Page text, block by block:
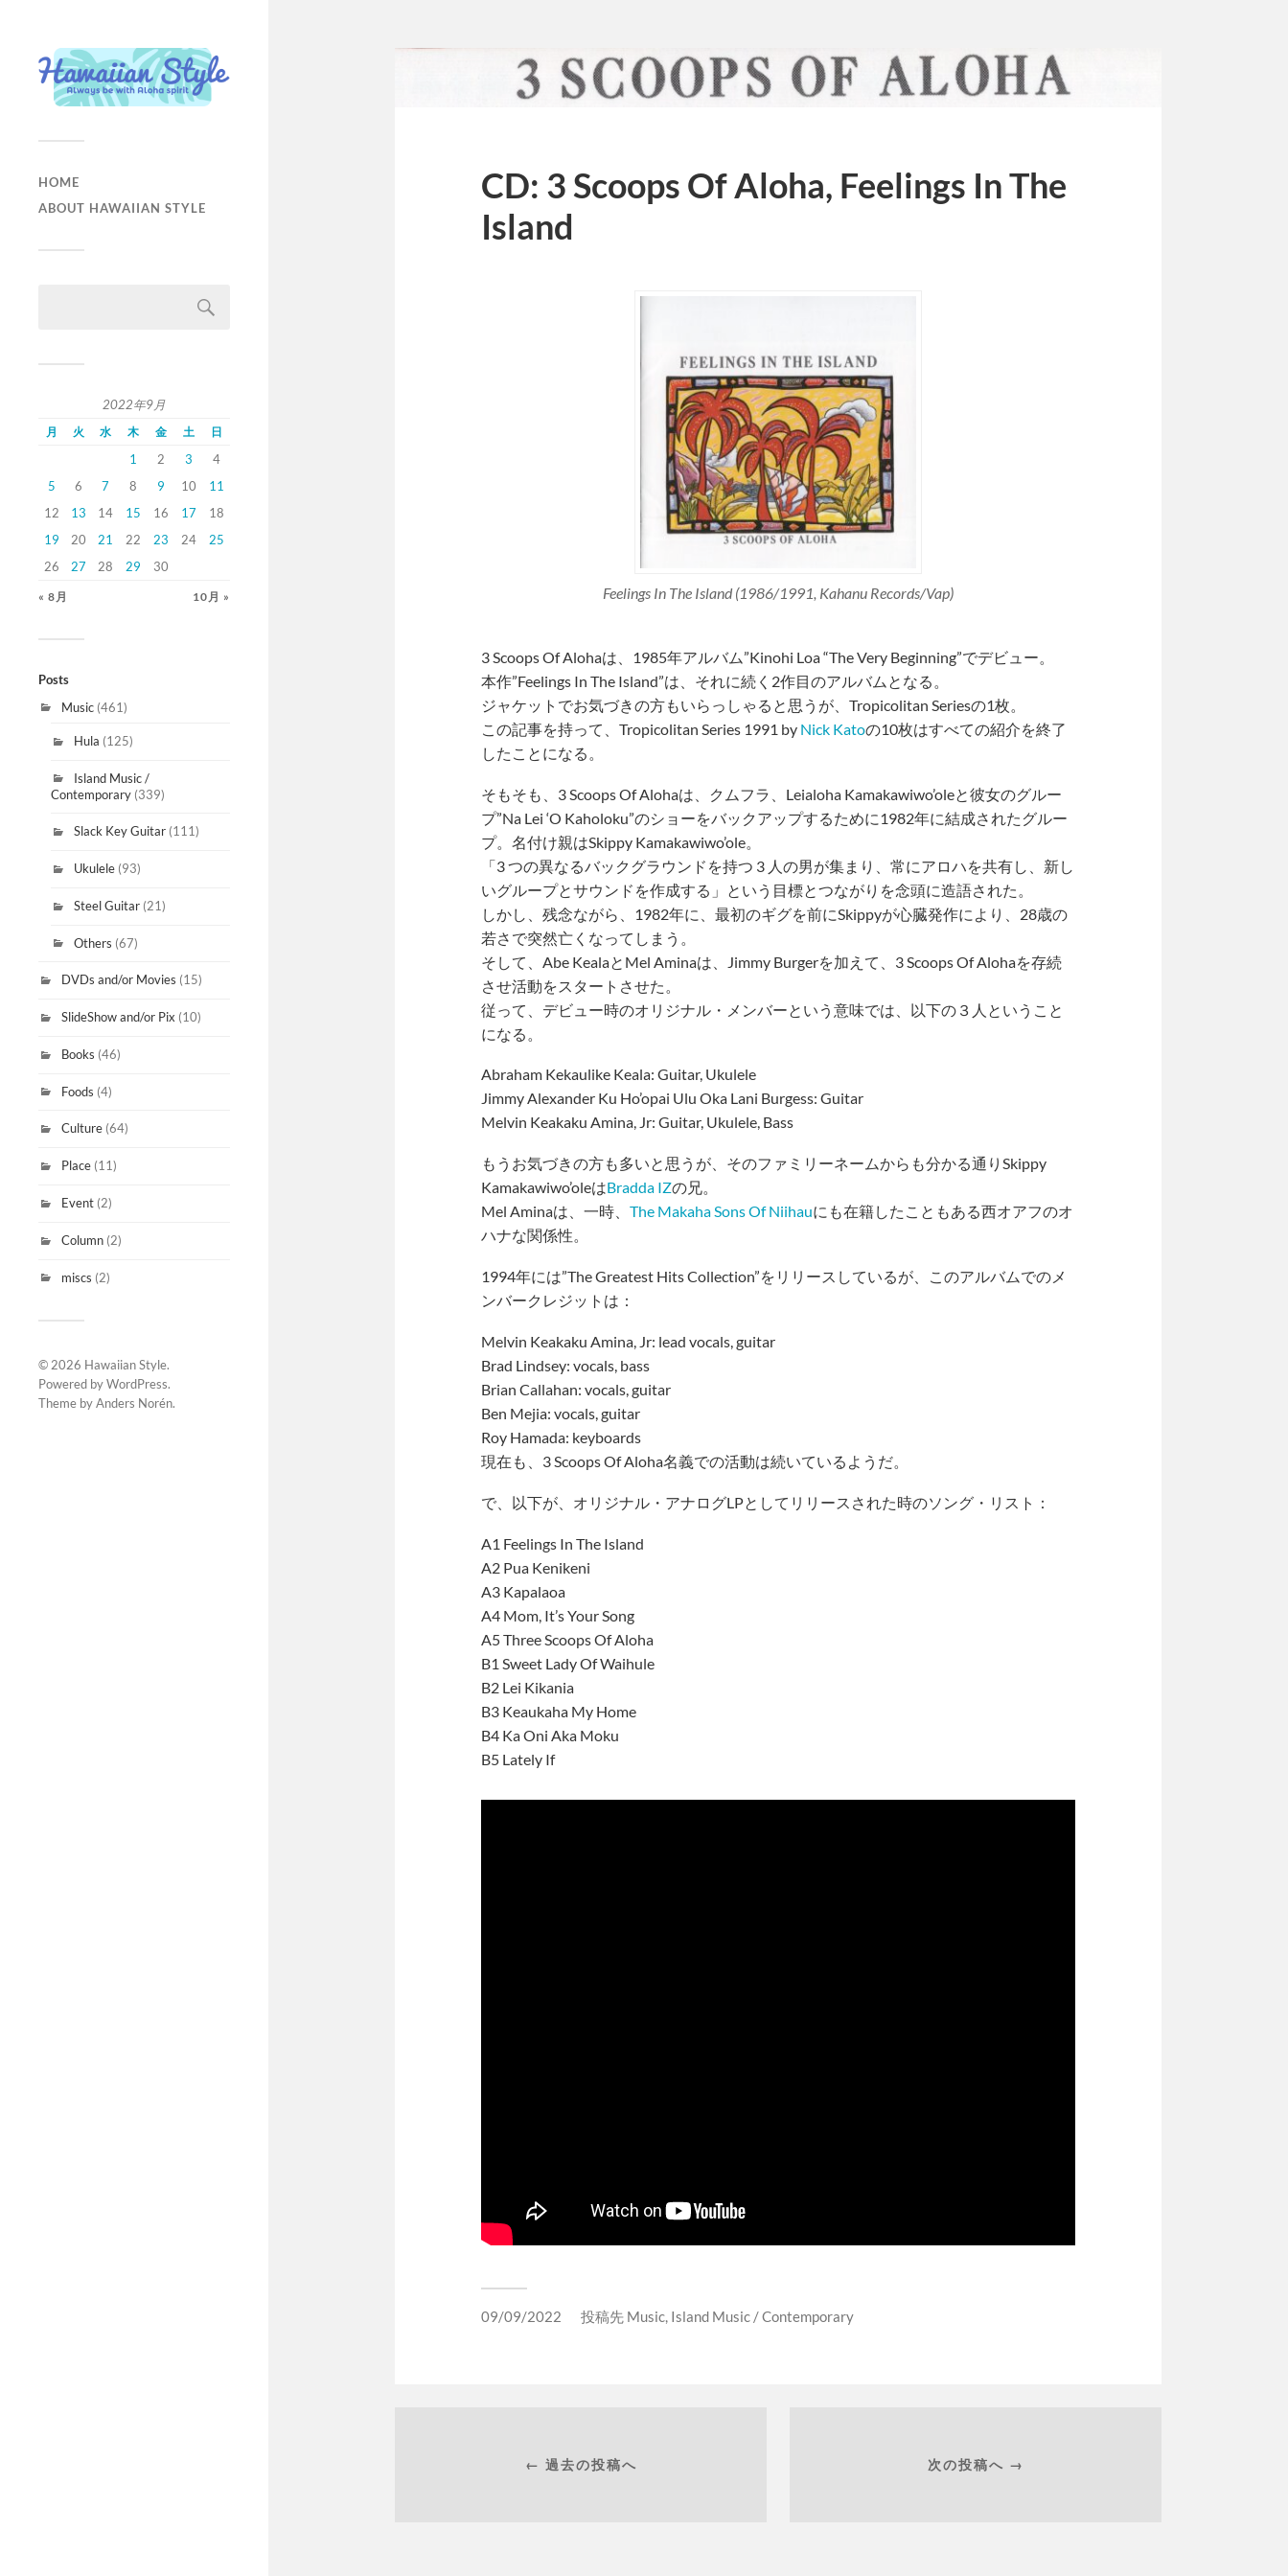
HOME
ABOUT HAWAIIAN STYLE
2022年9月
月 火 水 木 金 土 日
1 2 3
4
5
6 7 8 9 10
11
12
13 14 15 16 17
18
19
20 21 22 23 24
25
26
27 28 29 30
« 8月 10月 »
Posts
Music (461)
Hula (125)
Island Music /
Contemporary(339)
Slack Key Guitar(111)
Ukulele(93)
Steel Guitar(21)
Others (67)
DVDs and/or Movies (15)
SlideShow and/or Pix (10)
Books (46)
Foods (4)
Culture (64)
Place (11)
Event (2)
Column (2)
miscs (2)
© 2026 Hawaiian Style.
Powered byWordPress.
Theme byAnders Norén.
CD: 3 Scoops Of Aloha, Feelings In The
Island
Feelings In The Island (1986/1991, Kahanu Records/Vap)
3 Scoops Of Alohaは、1985年アルバム”Kinohi Loa “The Very Beginning”でデビュー。
本作”Feelings In The Island”は、それに続く2作目のアルバムとなる。
ジャケットでお気づきの方もいらっしゃると思うが、Tropicolitan Seriesの1枚。
この記事を持って、Tropicolitan Series 1991 by Nick Katoの10枚はすべての紹介を終了
したことになる。
そもそも、3 Scoops Of Alohaは、クムフラ、Leialoha Kamakawiwo’oleと彼女のグルー
プ”Na Lei ‘O Kaholoku”のショーをバックアップするために1982年に結成されたグルー
プ。名付け親はSkippy Kamakawiwo’ole。
「3 つの異なるバックグラウンドを持つ 3 人の男が集まり、常にアロハを共有し、新し
いグループとサウンドを作成する」という目標とつながりを念頭に造語された。
しかし、残念ながら、1982年に、最初のギグを前にSkippyが心臓発作により、28歳の
若さで突然亡くなってしまう。
そして、Abe KealaとMel Aminaは、Jimmy Burgerを加えて、3 Scoops Of Alohaを存続
させ活動をスタートさせた。
従って、デビュー時のオリジナル・メンバーという意味では、以下の３人ということ
になる。
Abraham Kekaulike Keala: Guitar, Ukulele
Jimmy Alexander Ku Ho’opai Ulu Oka Lani Burgess: Guitar
Melvin Keakaku Amina, Jr: Guitar, Ukulele, Bass
もうお気づきの方も多いと思うが、そのファミリーネームからも分かる通りSkippy
Kamakawiwo’oleはBradda IZの兄。
Mel Aminaは、一時、 The Makaha Sons Of Niihauにも在籍したこともある西オアフのオ
ハナな関係性。
1994年には”The Greatest Hits Collection”をリリースしているが、このアルバムでのメ
ンバークレジットは：
Melvin Keakaku Amina, Jr: lead vocals, guitar
Brad Lindsey: vocals, bass
Brian Callahan: vocals, guitar
Ben Mejia: vocals, guitar
Roy Hamada: keyboards
現在も、3 Scoops Of Aloha名義での活動は続いているようだ。
で、以下が、オリジナル・アナログLPとしてリリースされた時のソング・リスト：
A1 Feelings In The Island
A2 Pua Kenikeni
A3 Kapalaoa
A4 Mom, It’s Your Song
A5 Three Scoops Of Aloha
B1 Sweet Lady Of Waihule
B2 Lei Kikania
B3 Keaukaha My Home
B4 Ka Oni Aka Moku
B5 Lately If
09/09/2022 投稿先 Music Island Music / Contemporary
← 過去の投稿へ 次の投稿へ →